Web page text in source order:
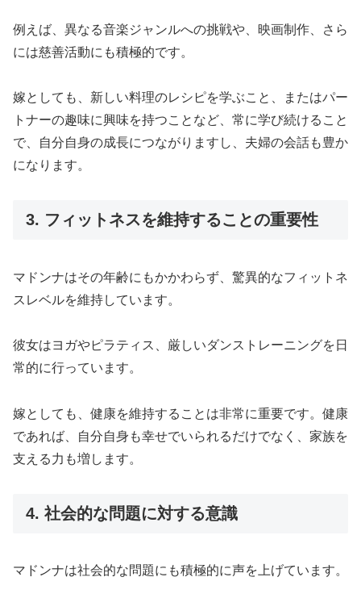
例えば、異なる音楽ジャンルへの挑戦や、映画制作、さら
には慈善活動にも積極的です。
嫁としても、新しい料理のレシピを学ぶこと、またはパー
トナーの趣味に興味を持つことなど、常に学び続けること
で、自分自身の成長につながりますし、夫婦の会話も豊か
になります。
3. フィットネスを維持することの重要性
マドンナはその年齢にもかかわらず、驚異的なフィットネ
スレベルを維持しています。
彼女はヨガやピラティス、厳しいダンストレーニングを日
常的に行っています。
嫁としても、健康を維持することは非常に重要です。健康
であれば、自分自身も幸せでいられるだけでなく、家族を
支える力も増します。
4. 社会的な問題に対する意識
マドンナは社会的な問題にも積極的に声を上げています。